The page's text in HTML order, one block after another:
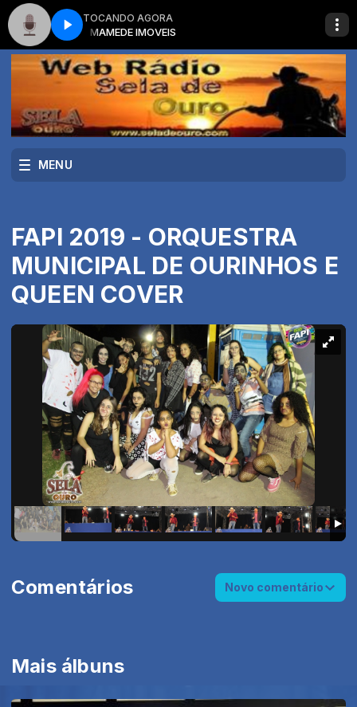
TOCANDO AGORA
MAMEDE IMOVEIS
MENU
FAPI 2019 - ORQUESTRA
MUNICIPAL DE OURINHOS E
QUEEN COVER
Mais álbuns
Comentários Novo comentário